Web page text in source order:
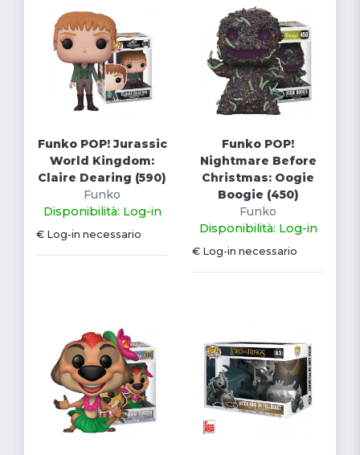
Funko POP! Jurassic
World Kingdom:
Claire Dearing (590)
Funko
Disponibilità: Log-in
€ Log-in necessario
Funko POP!
Nightmare Before
Christmas: Oogie
Boogie (450)
Funko
Disponibilità: Log-in
€ Log-in necessario